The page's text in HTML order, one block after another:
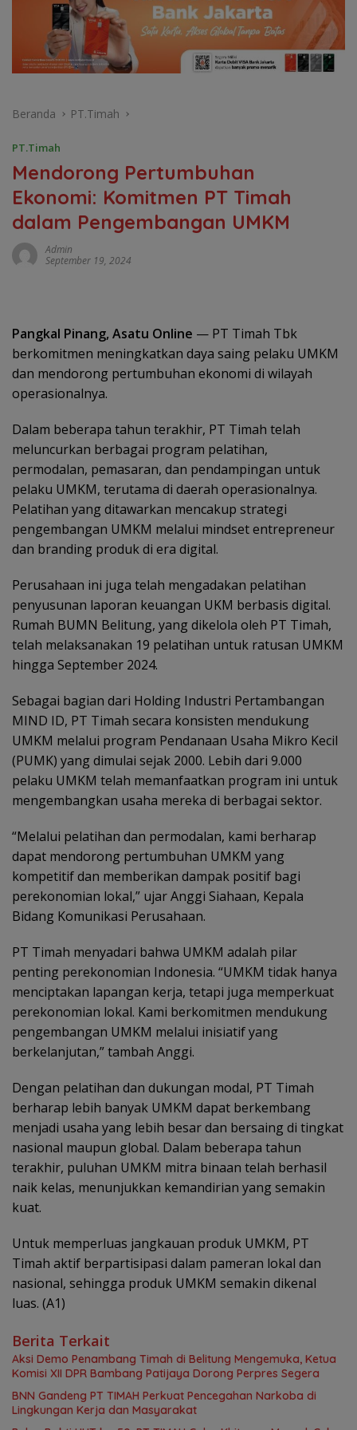
Beranda PT.Timah
PT.Timah
Mendorong Pertumbuhan
Ekonomi: Komitmen PT Timah
dalam Pengembangan UMKM
Admin
September 19, 2024
Pangkal Pinang, Asatu Online — PT Timah Tbk
berkomitmen meningkatkan daya saing pelaku UMKM
dan mendorong pertumbuhan ekonomi di wilayah
operasionalnya.
Dalam beberapa tahun terakhir, PT Timah telah
meluncurkan berbagai program pelatihan,
permodalan, pemasaran, dan pendampingan untuk
pelaku UMKM, terutama di daerah operasionalnya.
Pelatihan yang ditawarkan mencakup strategi
pengembangan UMKM melalui mindset entrepreneur
dan branding produk di era digital.
Perusahaan ini juga telah mengadakan pelatihan
penyusunan laporan keuangan UKM berbasis digital.
Rumah BUMN Belitung, yang dikelola oleh PT Timah,
telah melaksanakan 19 pelatihan untuk ratusan UMKM
hingga September 2024.
Sebagai bagian dari Holding Industri Pertambangan
MIND ID, PT Timah secara konsisten mendukung
UMKM melalui program Pendanaan Usaha Mikro Kecil
(PUMK) yang dimulai sejak 2000. Lebih dari 9.000
pelaku UMKM telah memanfaatkan program ini untuk
mengembangkan usaha mereka di berbagai sektor.
“Melalui pelatihan dan permodalan, kami berharap
dapat mendorong pertumbuhan UMKM yang
kompetitif dan memberikan dampak positif bagi
perekonomian lokal,” ujar Anggi Siahaan, Kepala
Bidang Komunikasi Perusahaan.
PT Timah menyadari bahwa UMKM adalah pilar
penting perekonomian Indonesia. “UMKM tidak hanya
menciptakan lapangan kerja, tetapi juga memperkuat
perekonomian lokal. Kami berkomitmen mendukung
pengembangan UMKM melalui inisiatif yang
berkelanjutan,” tambah Anggi.
Dengan pelatihan dan dukungan modal, PT Timah
berharap lebih banyak UMKM dapat berkembang
menjadi usaha yang lebih besar dan bersaing di tingkat
nasional maupun global. Dalam beberapa tahun
terakhir, puluhan UMKM mitra binaan telah berhasil
naik kelas, menunjukkan kemandirian yang semakin
kuat.
Untuk memperluas jangkauan produk UMKM, PT
Timah aktif berpartisipasi dalam pameran lokal dan
nasional, sehingga produk UMKM semakin dikenal
luas. (A1)
Berita Terkait
Aksi Demo Penambang Timah di Belitung Mengemuka, Ketua
Komisi XII DPR Bambang Patijaya Dorong Perpres Segera
BNN Gandeng PT TIMAH Perkuat Pencegahan Narkoba di
Lingkungan Kerja dan Masyarakat